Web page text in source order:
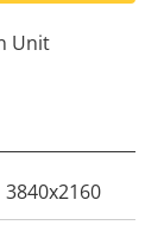
Unit
3840x2160